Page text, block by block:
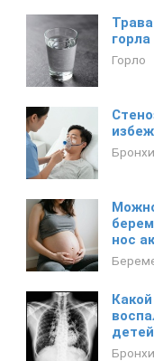
Горло
нос
детей